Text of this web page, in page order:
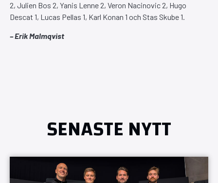
2, Julien Bos 2, Yanis Lenne 2, Veron Nacinovic 2, Hugo
Descat 1, Lucas Pellas 1, Karl Konan 1 och Stas Skube 1.
– Erik Malmqvist
SENASTE NYTT